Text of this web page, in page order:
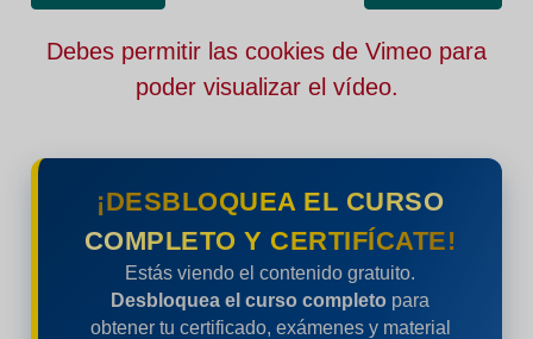
Debes permitir las cookies de Vimeo para
poder visualizar el vídeo.
¡DESBLOQUEA EL CURSO
COMPLETO Y CERTIFÍCATE!
Estás viendo el contenido gratuito.
Desbloquea el curso completo para
obtener tu certificado, exámenes y material